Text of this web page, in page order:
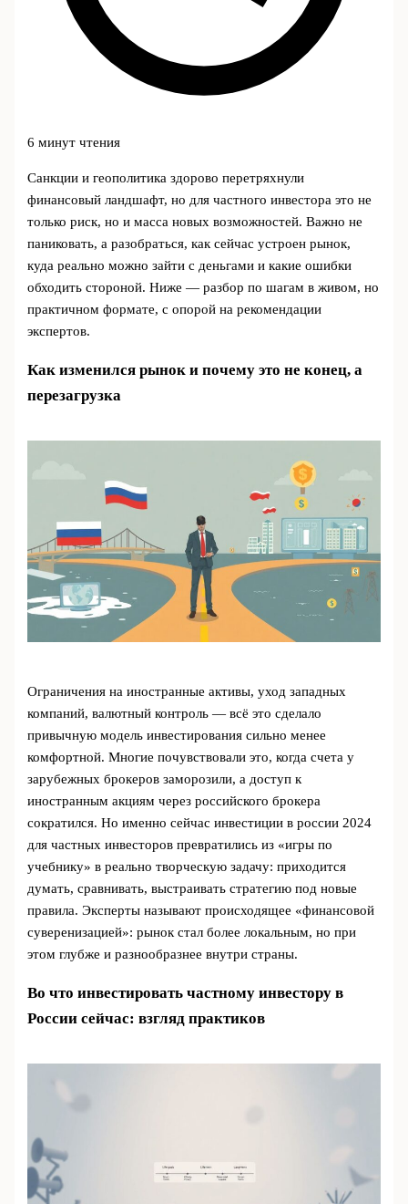
6 минут чтения
Санкции и геополитика здорово перетряхнули
финансовый ландшафт, но для частного инвестора это не
только риск, но и масса новых возможностей. Важно не
паниковать, а разобраться, как сейчас устроен рынок,
куда реально можно зайти с деньгами и какие ошибки
обходить стороной. Ниже — разбор по шагам в живом, но
практичном формате, с опорой на рекомендации
экспертов.
Как изменился рынок и почему это не конец, а
перезагрузка
Ограничения на иностранные активы, уход западных
компаний, валютный контроль — всё это сделало
привычную модель инвестирования сильно менее
комфортной. Многие почувствовали это, когда счета у
зарубежных брокеров заморозили, а доступ к
иностранным акциям через российского брокера
сократился. Но именно сейчас инвестиции в россии 2024
для частных инвесторов превратились из «игры по
учебнику» в реально творческую задачу: приходится
думать, сравнивать, выстраивать стратегию под новые
правила. Эксперты называют происходящее «финансовой
суверенизацией»: рынок стал более локальным, но при
этом глубже и разнообразнее внутри страны.
Во что инвестировать частному инвестору в
России сейчас: взгляд практиков